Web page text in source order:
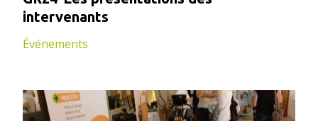
intervenants
Événements